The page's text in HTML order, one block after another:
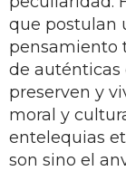
que postulan
pensamiento
de auténticas
preserven y
moral y
entelequias
son sino el